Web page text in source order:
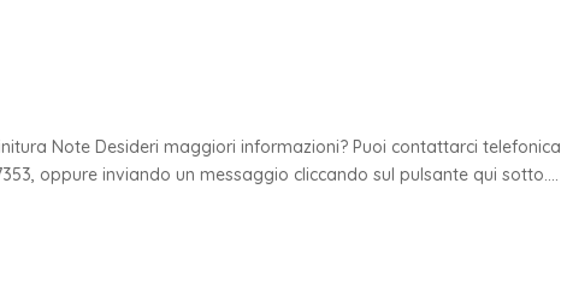
Note Desideri maggiori informazioni? Puoi contattarci
oppure inviando un messaggio cliccando sul pulsante qui sotto....